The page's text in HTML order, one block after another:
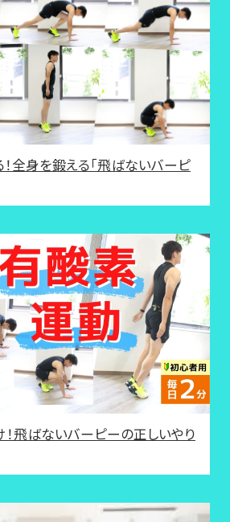
全身を鍛える「飛ばないバーピ
飛ばないバーピーの正しいやり